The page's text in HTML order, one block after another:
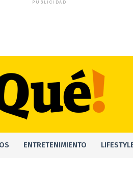
PUBLICIDAD
ENTRETENIMIENTO